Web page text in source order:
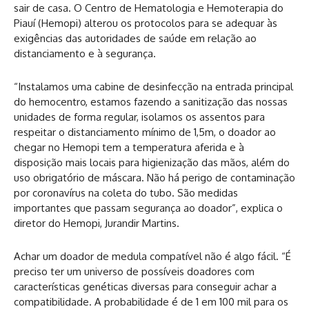
sair de casa. O Centro de Hematologia e Hemoterapia do
Piauí (Hemopi) alterou os protocolos para se adequar às
exigências das autoridades de saúde em relação ao
distanciamento e à segurança.
“Instalamos uma cabine de desinfecção na entrada principal
do hemocentro, estamos fazendo a sanitização das nossas
unidades de forma regular, isolamos os assentos para
respeitar o distanciamento mínimo de 1,5m, o doador ao
chegar no Hemopi tem a temperatura aferida e à
disposição mais locais para higienização das mãos, além do
uso obrigatório de máscara. Não há perigo de contaminação
por coronavírus na coleta do tubo. São medidas
importantes que passam segurança ao doador”, explica o
diretor do Hemopi, Jurandir Martins.
Achar um doador de medula compatível não é algo fácil. “É
preciso ter um universo de possíveis doadores com
características genéticas diversas para conseguir achar a
compatibilidade. A probabilidade é de 1 em 100 mil para os